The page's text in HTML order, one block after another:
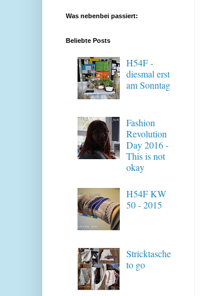
Was nebenbei passiert:
Beliebte Posts
H54F -
diesmal erst
am Sonntag
Fashion
Revolution
Day 2016 -
This is not
okay
H54F KW
50 - 2015
Stricktasche
to go